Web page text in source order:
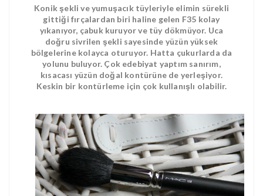
Konik şekli ve yumuşacık tüyleriyle elimin sürekli
gittiği fırçalardan biri haline gelen F35 kolay
yıkanıyor, çabuk kuruyor ve tüy dökmüyor. Uca
doğru sivrilen şekli sayesinde yüzün yüksek
bölgelerine kolayca oturuyor. Hatta çukurlarda da
yolunu buluyor. Çok edebiyat yaptım sanırım,
kısacası yüzün doğal kontürüne de yerleşiyor.
Keskin bir kontürleme için çok kullanışlı olabilir.